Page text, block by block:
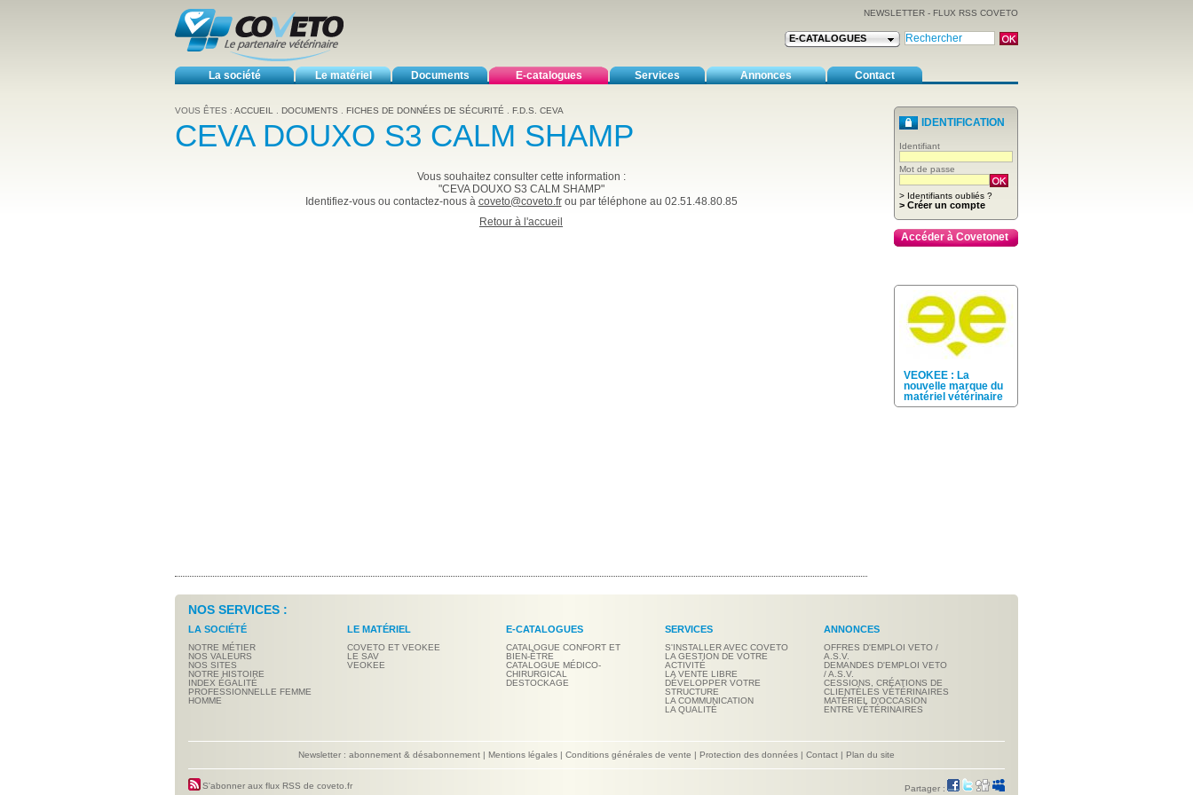
NEWSLETTER - FLUX RSS COVETO
E-CATALOGUES
La société Le matériel Documents E-catalogues Services Annonces Contact
VOUS ÊTES : ACCUEIL DOCUMENTS FICHES DE DONNÉES DE SÉCURITÉ F.D.S. CEVA
CEVA DOUXO S3 CALM SHAMP
Vous souhaitez consulter cette information :
"CEVA DOUXO S3 CALM SHAMP"
Identifiez-vous ou contactez-nous à coveto@coveto.frou par téléphone au 02.51.48.80.85
Retour à l'accueil
IDENTIFICATION
Identifiant
Mot de passe
> Identifiants oubliés ?
> Créer un compte
Accéder à Covetonet
VEOKEE : La
nouvelle marque du
matériel vétérinaire
NOS SERVICES :
LA SOCIÉTÉ
NOTRE MÉTIER
NOS VALEURS
NOS SITES
NOTRE HISTOIRE
INDEX ÉGALITÉ
PROFESSIONNELLE FEMME
HOMME
LE MATÉRIEL
COVETO ET VEOKEE
LE SAV
VEOKEE
E-CATALOGUES
CATALOGUE CONFORT ET
BIEN-ÊTRE
CATALOGUE MÉDICO-
CHIRURGICAL
DESTOCKAGE
SERVICES
S'INSTALLER AVEC COVETO
LA GESTION DE VOTRE
ACTIVITÉ
LA VENTE LIBRE
DÉVELOPPER VOTRE
STRUCTURE
LA COMMUNICATION
LA QUALITÉ
ANNONCES
OFFRES D'EMPLOI VETO /
A.S.V.
DEMANDES D'EMPLOI VETO
/ A.S.V.
CESSIONS, CRÉATIONS DE
CLIENTÈLES VÉTÉRINAIRES
MATÉRIEL D'OCCASION
ENTRE VÉTÉRINAIRES
Newsletter : abonnement & désabonnement | Mentions légales | Conditions générales de vente | Protection des données | Contact | Plan du site
S'abonner aux flux RSS de coveto.fr Partager :